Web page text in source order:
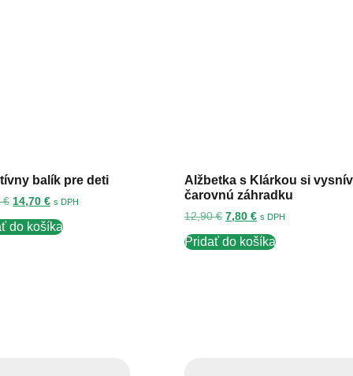
balík pre deti
€ 14,70 € s DPH
do košíka
Alžbetka s Klárkou si
čarovnú záhradku
12,90€ 7,80 € s DPH
Pridať do košíka